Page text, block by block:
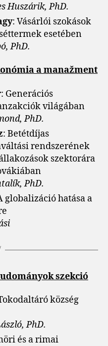
Huszárik, PhD.
: Vásárlói szokások
esetében
PhD.
a manažment
: Generációs
világában
PhD.
: Betétdíjas
rendszerének
szektorára
PhD.
globalizáció hatása a
szekció
község
PhD.
és a rimai